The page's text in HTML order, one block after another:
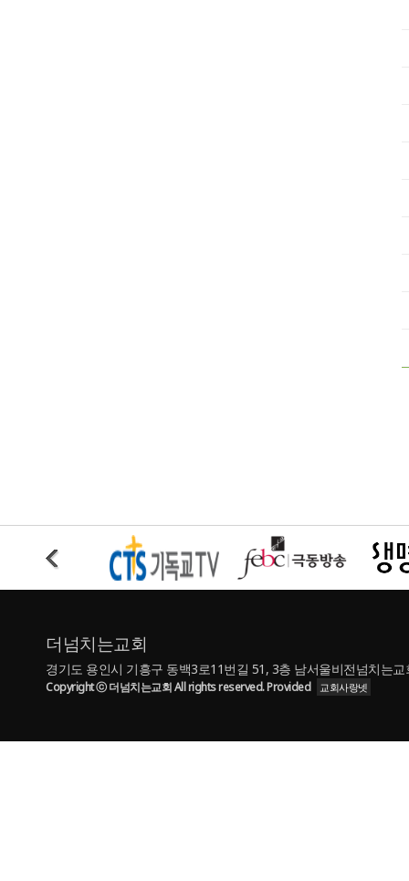
더넘치는교회
경기도 용인시 기흥구 동백3로11번길 51, 3층 남서울비전넘치는
Copyright ⓒ 더넘치는교회 All rights reserved. Provided 교회사랑넷